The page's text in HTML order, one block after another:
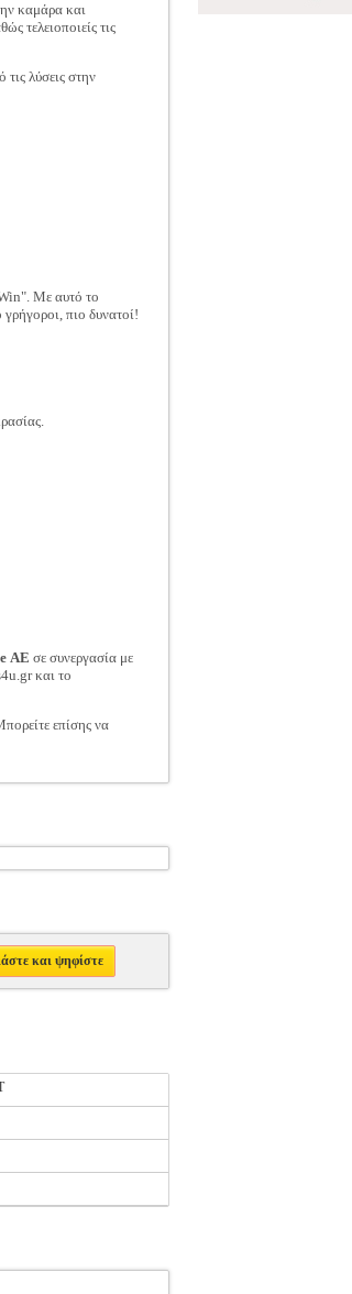
καμάρα και
τελειοποιείς τις
λύσεις στην
Με αυτό το
πιο δυνατοί!
ΑΕ σε συνεργασία με
και το
επίσης να
και ψηφίστε